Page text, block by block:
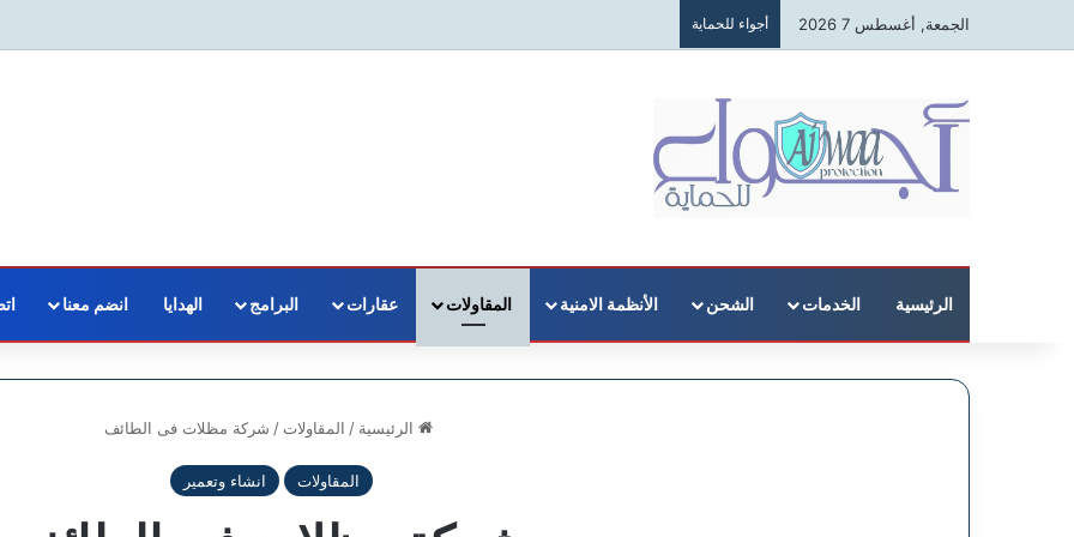
الجمعة, أغسطس 7 2026 أجواء للحماية
الرئيسية الخدمات الشحن الأنظمة الامنية المقاولات عقارات البرامج الهدايا انضم معنا
الرئيسية / المقاولات / شركة مظلات فى الطائف
المقاولات انشاء وتعمير